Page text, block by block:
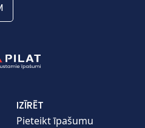
IZĪRĒT
Pieteikt īpašumu